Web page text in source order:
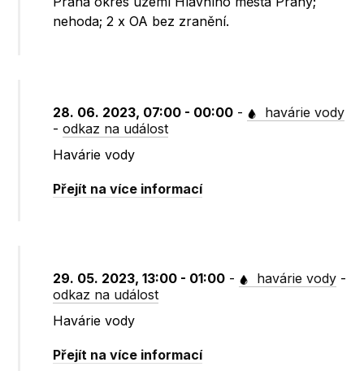
nehoda; 2 x OA bez zranění.
28. 06. 2023, 07:00 - 00:00 -
havárie vody
-odkaz na událost
Havárie vody
Přejít na více informací
29. 05. 2023, 13:00 - 01:00 - havárie vody -
odkaz na událost
Havárie vody
Přejít na více informací